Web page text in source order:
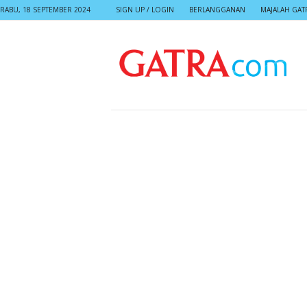
RABU, 18 SEPTEMBER 2024 SIGN UP / LOGIN BERLANGGANAN MAJALAH